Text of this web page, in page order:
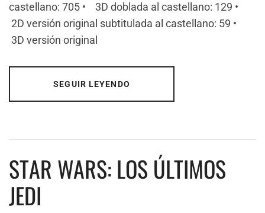
castellano: 705 • 3D doblada al castellano: 129 •
2D versión original subtitulada al castellano: 59 •
3D versión original
SEGUIR LEYENDO
STAR WARS: LOS ÚLTIMOS
JEDI